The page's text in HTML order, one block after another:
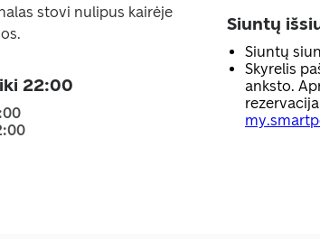
stovi nulipus kairėje
22:00
Siuntų
Siuntų
Skyrelis
anksto.